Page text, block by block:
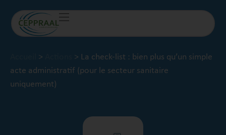
> > La check-list : bien plus qu’un simple
acte administratif (pour le secteur sanitaire
uniquement)